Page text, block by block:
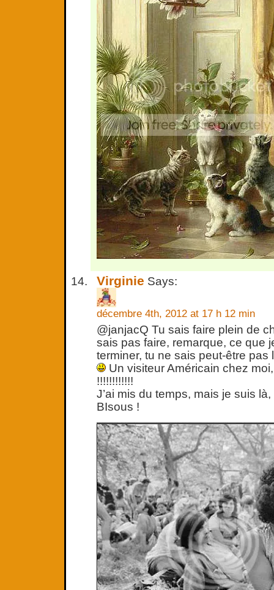
Virginie Says:
décembre 4th, 2012 at 17 h 12 min
@janjacQ Tu sais faire plein de
sais pas faire, remarque, ce que
terminer, tu ne sais peut-être
Un visiteur Américain chez
!!!!!!!!!!!!
J’ai mis du temps, mais je suis
BIsous !